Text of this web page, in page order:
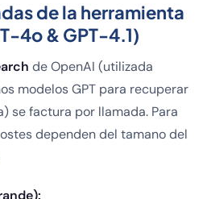
de la herramienta
4o & GPT-4.1)
de OpenAI (utilizada
modelos GPT para recuperar
se factura por llamada. Para
dependen del tamano del